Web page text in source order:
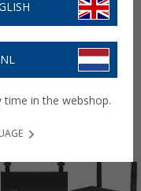
time in the webshop.